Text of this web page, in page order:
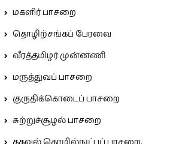
மகளிர் பாசறை
தொழிற்சங்கப் பேரவை
வீரத்தமிழர் முன்னணி
மருத்துவப் பாசறை
குருதிக்கொடைப் பாசறை
சுற்றுச்சூழல் பாசறை